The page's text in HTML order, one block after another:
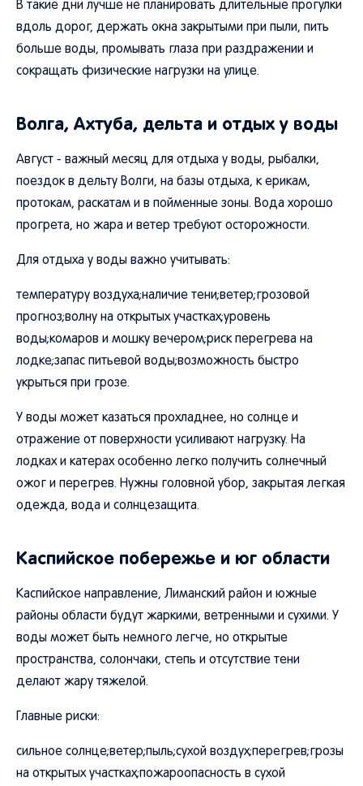
В такие дни лучше не планировать длительные прогулки
вдоль дорог, держать окна закрытыми при пыли, пить
больше воды, промывать глаза при раздражении и
сокращать физические нагрузки на улице.
Волга, Ахтуба, дельта и отдых у воды
Август - важный месяц для отдыха у воды, рыбалки,
поездок в дельту Волги, на базы отдыха, к ерикам,
протокам, раскатам и в пойменные зоны. Вода хорошо
прогрета, но жара и ветер требуют осторожности.
Для отдыха у воды важно учитывать:
температуру воздуха;наличие тени;ветер;грозовой
прогноз;волну на открытых участках;уровень
воды;комаров и мошку вечером;риск перегрева на
лодке;запас питьевой воды;возможность быстро
укрыться при грозе.
У воды может казаться прохладнее, но солнце и
отражение от поверхности усиливают нагрузку. На
лодках и катерах особенно легко получить солнечный
ожог и перегрев. Нужны головной убор, закрытая легкая
одежда, вода и солнцезащита.
Каспийское побережье и юг области
Каспийское направление, Лиманский район и южные
районы области будут жаркими, ветренными и сухими. У
воды может быть немного легче, но открытые
пространства, солончаки, степь и отсутствие тени
делают жару тяжелой.
Главные риски:
сильное солнце;ветер;пыль;сухой воздух;перегрев;грозы
на открытых участках;пожароопасность в сухой